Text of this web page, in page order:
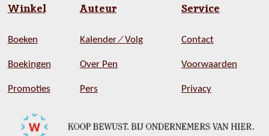
Winkel Auteur Service
Boeken Kalender ⁄ Volg Contact
Boekingen Over Pen Voorwaarden
Promoties Pers Privacy